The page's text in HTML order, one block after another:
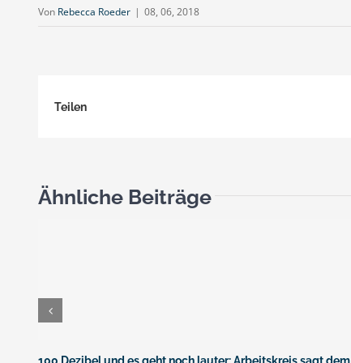
Von Rebecca Roeder | 08, 06, 2018
Teilen
Ähnliche Beiträge